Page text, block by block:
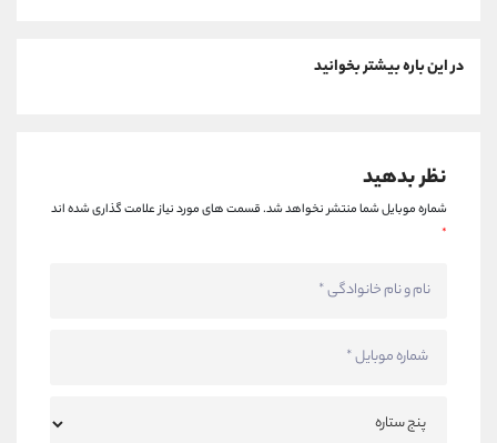
در این باره بیشتر بخوانید
نظر بدهید
شماره موبایل شما منتشر نخواهد شد.قسمت های مورد نیاز علامت گذاری شده اند
*